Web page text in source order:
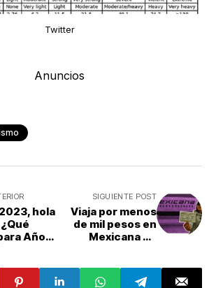
Twitter
Anuncios
hola
Año
SIGUIENTE POST
Viaja por menos
de mil pesos en
Mexicana de